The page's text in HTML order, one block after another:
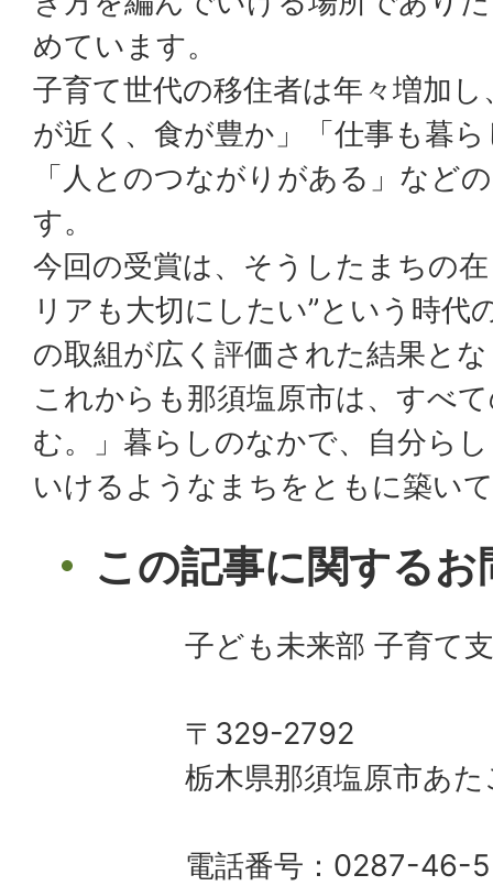
めています。
子育て世代の移住者は年々増加
が近く、食が豊か」「仕事も暮
「人とのつながりがある」など
す。
今回の受賞は、そうしたまちの
リアも大切にしたい”という時代
の取組が広く評価された結果と
これからも那須塩原市は、すべ
む。」暮らしのなかで、自分ら
いけるようなまちをともに築い
この記事に関する
子ども未来部 子育て
〒329-2792
栃木県那須塩原市あ
電話番号：0287-46-